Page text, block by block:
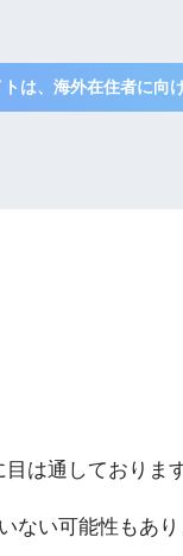
トは、海外在住者に向
は通しております
ない可能性もあり